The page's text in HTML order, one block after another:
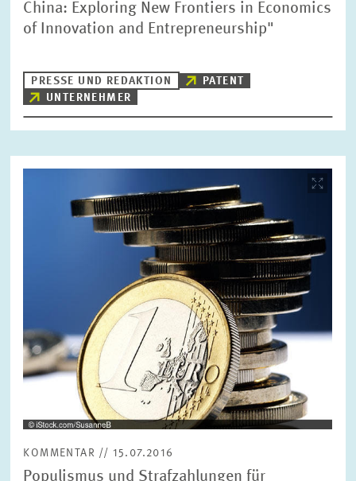
China: Exploring New Frontiers in Economics
of Innovation and Entrepreneurship"
PRESSE UND REDAKTION
PATENT
UNTERNEHMER
vergrößerter
KOMMENTAR // 15.07.2016
Populismus und Strafzahlungen für